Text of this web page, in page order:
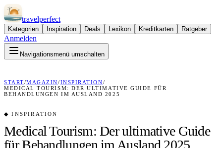
travelperfect
Kategorien Inspiration Deals Lexikon Kreditkarten Ratgeber
Anmelden
Navigationsmenü umschalten
START/MAGAZIN/INSPIRATION/
MEDICAL TOURISM: DER ULTIMATIVE GUIDE FÜR
BEHANDLUNGEN IM AUSLAND 2025
◆INSPIRATION
Medical Tourism: Der ultimative Guide
für Behandlungen im Ausland 2025